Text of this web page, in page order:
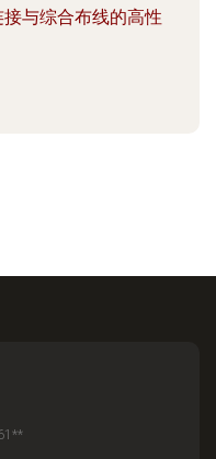
与综合布线的高性